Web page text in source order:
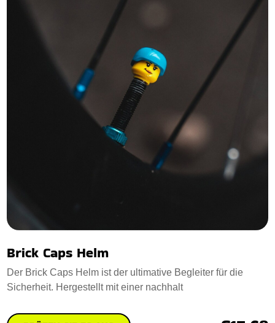
Brick Caps Helm
Der Brick Caps Helm ist der ultimative Begleiter für die
Sicherheit. Hergestellt mit einer nachhalt